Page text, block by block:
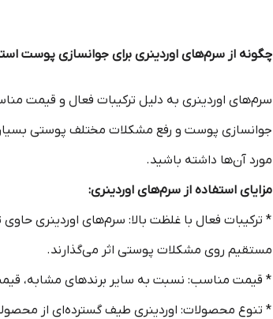
چگونه از سرم‌های اوردینری برای جوانسازی پوست
سرم‌های اوردینری به دلیل ترکیبات فعال و قیمت
جوانسازی پوست و رفع مشکلات مختلف پوستی بسیار
مورد آن‌ها داشته باشید.
مزایای استفاده از سرم‌های اوردینری:
مستقیم روی مشکلات پوستی اثر می‌گذارند.
* قیمت مناسب: نسبت به سایر برندهای مشابه،
* تنوع محصولات: اوردینری طیف گسترده‌ای از